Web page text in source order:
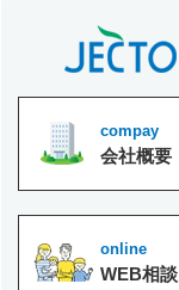
compay
会社概要
online
WEB相談